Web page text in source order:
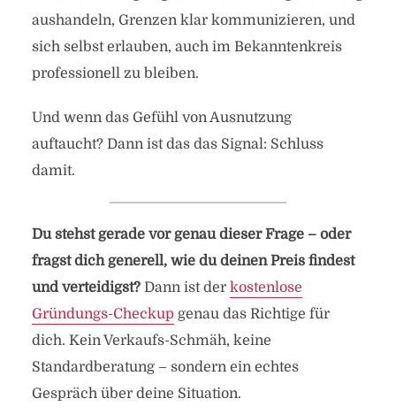
aushandeln, Grenzen klar kommunizieren, und
sich selbst erlauben, auch im Bekanntenkreis
professionell zu bleiben.
Und wenn das Gefühl von Ausnutzung
auftaucht? Dann ist das das Signal: Schluss
damit.
Du stehst gerade vor genau dieser Frage – oder
fragst dich generell, wie du deinen Preis findest
und verteidigst?Dann ist der kostenlose
Gründungs-Checkupgenau das Richtige für
dich. Kein Verkaufs-Schmäh, keine
Standardberatung – sondern ein echtes
Gespräch über deine Situation.